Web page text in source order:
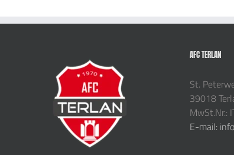
AFC TERLAN
St.
39018
MwSt.Nr.:
E-mail: